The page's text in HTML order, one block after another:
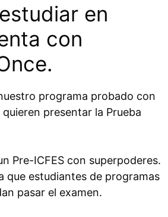
en
con
programa probado con
presentar la Prueba
Pre-ICFES con superpoderes.
que estudiantes de programas
pasar el examen.